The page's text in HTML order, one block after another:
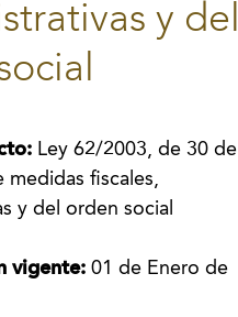
y del
Ley 62/2003, de 30 de
medidas fiscales,
y del orden social
vigente:01 de Enero de